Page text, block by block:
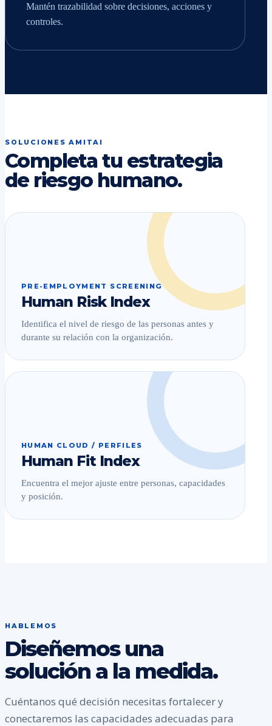
Mantén trazabilidad sobre decisiones, acciones y
controles.
SOLUCIONES AMITAI
Completa tu estrategia
de riesgo humano.
PRE-EMPLOYMENT SCREENING
Human Risk Index
Identifica el nivel de riesgo de las personas antes y
durante su relación con la organización.
HUMAN CLOUD / PERFILES
Human Fit Index
Encuentra el mejor ajuste entre personas, capacidades
y posición.
HABLEMOS
Diseñemos una
solución a la medida.
Cuéntanos qué decisión necesitas fortalecer y
conectaremos las capacidades adecuadas para